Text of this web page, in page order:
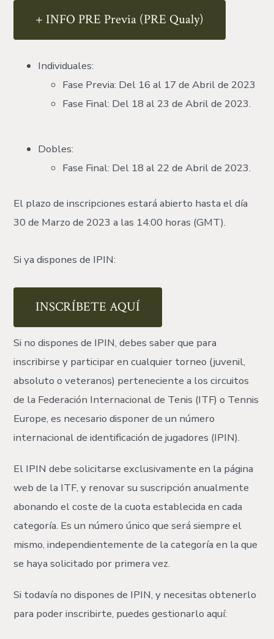
+ INFO PRE Previa (PRE Qualy)
Individuales:
Fase Previa: Del 16 al 17 de Abril de 2023
Fase Final: Del 18 al 23 de Abril de 2023.
Dobles:
Fase Final: Del 18 al 22 de Abril de 2023.
El plazo de inscripciones estará abierto hasta el día
30 de Marzo de 2023 a las 14:00 horas (GMT).
Si ya dispones de IPIN:
INSCRÍBETE AQUÍ
Si no dispones de IPIN, debes saber que para
inscribirse y participar en cualquier torneo (juvenil,
absoluto o veteranos) perteneciente a los circuitos
de la Federación Internacional de Tenis (ITF) o Tennis
Europe, es necesario disponer de un número
internacional de identificación de jugadores (IPIN).
El IPIN debe solicitarse exclusivamente en la página
web de la ITF, y renovar su suscripción anualmente
abonando el coste de la cuota establecida en cada
categoría. Es un número único que será siempre el
mismo, independientemente de la categoría en la que
se haya solicitado por primera vez.
Si todavía no dispones de IPIN, y necesitas obtenerlo
para poder inscribirte, puedes gestionarlo aquí: